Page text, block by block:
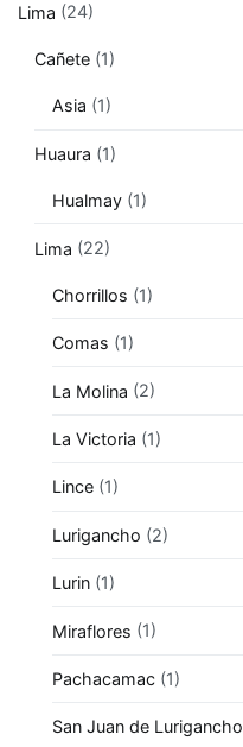
Lima (24)
Cañete (1)
Asia (1)
Huaura (1)
Hualmay(1)
Lima (22)
Chorrillos (1)
Comas (1)
La Molina (2)
La Victoria (1)
Lince(1)
Lurigancho (2)
Lurin(1)
Miraflores (1)
Pachacamac(1)
San Juan de Lurigancho